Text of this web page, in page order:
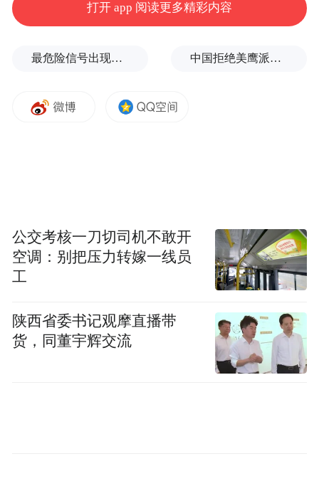
打开 app 阅读更多精彩内容
最危险信号出现！全球能源大动脉岌岌可危 中国拒绝美鹰派副防长访华？弦外之音被热议
公交考核一刀切司机不敢开
空调：别把压力转嫁一线员
工
陕西省委书记观摩直播带
货，同董宇辉交流